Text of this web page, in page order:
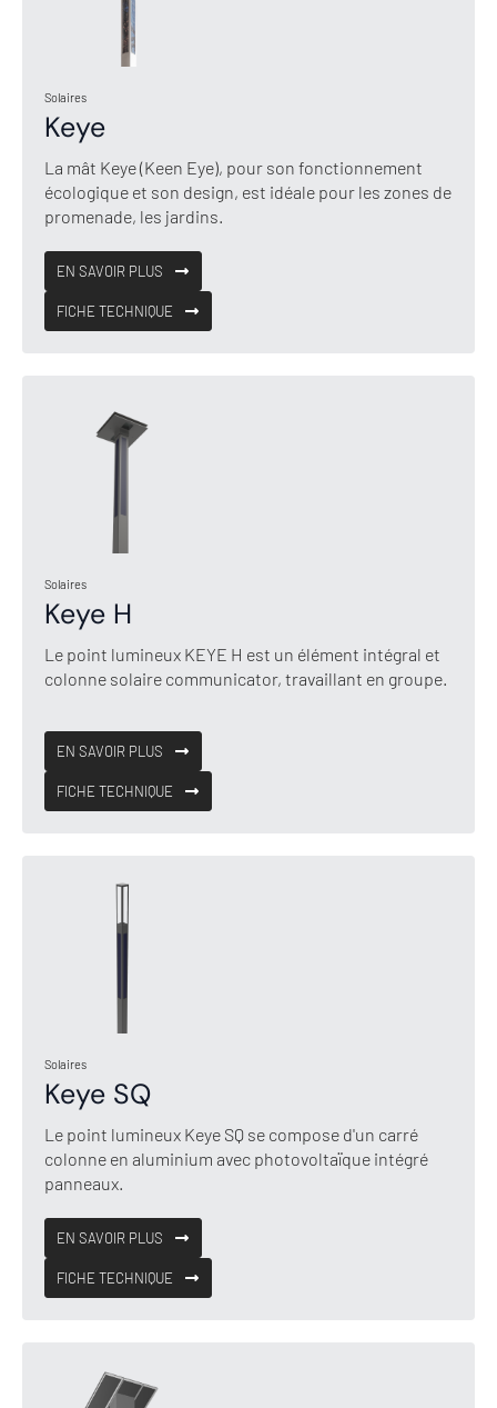
Solaires
Keye
La mât Keye (Keen Eye), pour son fonctionnement
écologique et son design, est idéale pour les zones de
promenade, les jardins.
EN SAVOIR PLUS
FICHE TECHNIQUE
Solaires
Keye H
Le point lumineux KEYE H est un élément intégral et
colonne solaire communicator, travaillant en groupe.
EN SAVOIR PLUS
FICHE TECHNIQUE
Solaires
Keye SQ
Le point lumineux Keye SQ se compose d'un carré
colonne en aluminium avec photovoltaïque intégré
panneaux.
EN SAVOIR PLUS
FICHE TECHNIQUE